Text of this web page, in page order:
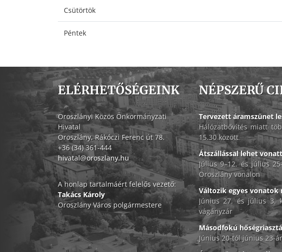
Csütörtök
Péntek
ELÉRHETŐSÉGEINK
Oroszlányi Közös Önkormányzati
Hivatal
Oroszlány, Rákóczi Ferenc út 78.
+36 (34) 361-444
hivatal@oroszlany.hu
A honlap tartalmáért felelős vezető:
Takács Károly
Oroszlány Város polgármestere
NÉPSZERŰ
Tervezett áramszünet
Hálózatbővítés miatt
15.30 között
Átszállással lehet
Július 9–12. és július
Oroszlány vonalon
Változik egyes vonatok
Június 27. és július 3.
vágányzár
Másodfokú
Június 20-tól június 23-